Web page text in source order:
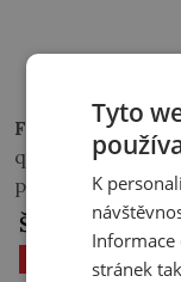
Foto:
pinterest.com
Štítky:
19. STOLETÍ
Tyto
K
Informace
stránek